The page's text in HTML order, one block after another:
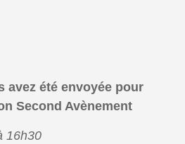
avez été envoyée pour
Second Avènement
16h30